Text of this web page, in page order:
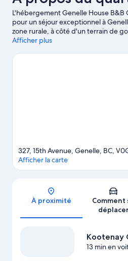
L'hébergement Genelle House B&B
pour un séjour exceptionnel à
zone rurale, à côté d'un terrain de
de la beauté naturelle des environs
Syringa, ou accordez-vous un
Afficher plus de Bed &
Afficher plus
Carte
327, 15th Avenue, Genelle, BC,
Afficher la carte
À proximité
Comment
déplacer
Kootenay
13 min en